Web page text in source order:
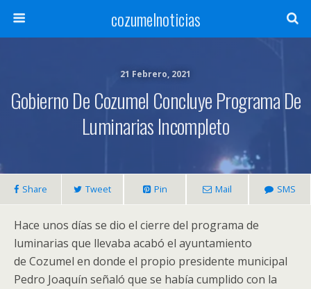
cozumelnoticias
21 Febrero, 2021
Gobierno De Cozumel Concluye Programa De
Luminarias Incompleto
Share Tweet Pin Mail SMS
Hace unos días se dio el cierre del programa de
luminarias que llevaba acabó el ayuntamiento
de Cozumel en donde el propio presidente municipal
Pedro Joaquín señaló que se había cumplido con la